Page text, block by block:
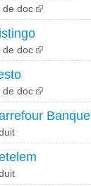
de doc
de doc
de doc
Banque